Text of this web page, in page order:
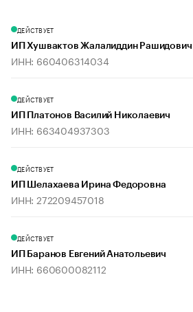
ДЕЙСТВУЕТ
ИП Хушвактов Жалалиддин Рашидович
ИНН: 660406314034
ДЕЙСТВУЕТ
ИП Платонов Василий Николаевич
ИНН: 663404937303
ДЕЙСТВУЕТ
ИП Шелахаева Ирина Федоровна
ИНН: 272209457018
ДЕЙСТВУЕТ
ИП Баранов Евгений Анатольевич
ИНН: 660600082112